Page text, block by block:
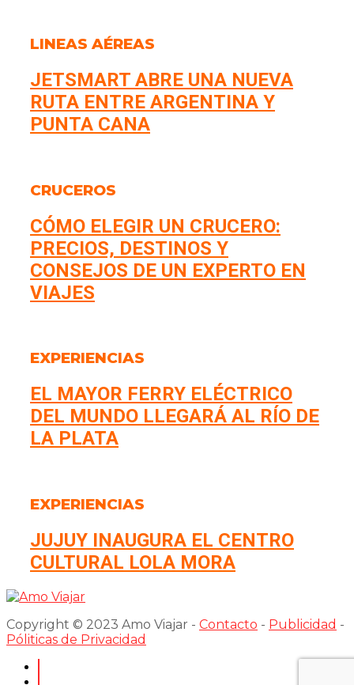
LINEAS AÉREAS
JETSMART ABRE UNA NUEVA
RUTA ENTRE ARGENTINA Y
PUNTA CANA
CRUCEROS
CÓMO ELEGIR UN CRUCERO:
PRECIOS, DESTINOS Y
CONSEJOS DE UN EXPERTO EN
VIAJES
EXPERIENCIAS
EL MAYOR FERRY ELÉCTRICO
DEL MUNDO LLEGARÁ AL RÍO DE
LA PLATA
EXPERIENCIAS
JUJUY INAUGURA EL CENTRO
CULTURAL LOLA MORA
Copyright © 2023 Amo Viajar - Contacto - Publicidad -
Póliticas de Privacidad